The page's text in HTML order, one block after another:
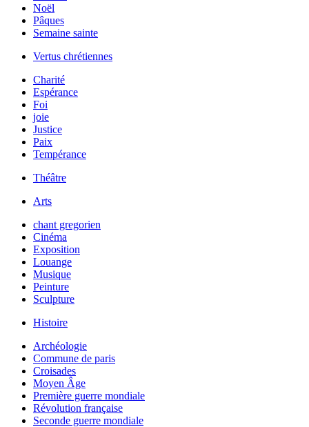
Noël
Pâques
Semaine sainte
Vertus chrétiennes
Charité
Espérance
Foi
joie
Justice
Paix
Tempérance
Théâtre
Arts
chant gregorien
Cinéma
Exposition
Louange
Musique
Peinture
Sculpture
Histoire
Archéologie
Commune de paris
Croisades
Moyen Âge
Première guerre mondiale
Révolution française
Seconde guerre mondiale